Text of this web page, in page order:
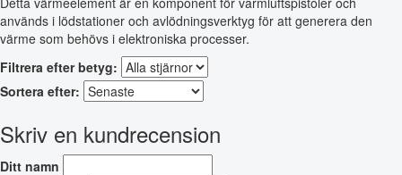
används i lödstationer och avlödningsverktyg för att generera den
värme som behövs i elektroniska processer.
Filtrera efter betyg:
Sortera efter:
Skriv en kundrecension
Ditt namn